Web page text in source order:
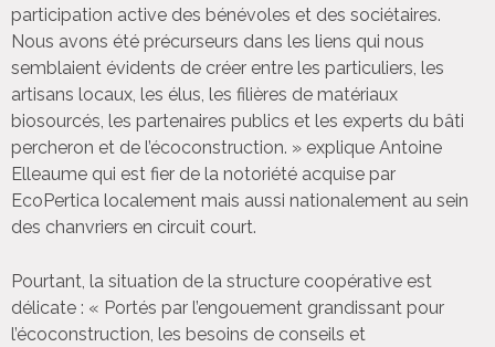
participation active des bénévoles et des sociétaires.
Nous avons été précurseurs dans les liens qui nous
semblaient évidents de créer entre les particuliers, les
artisans locaux, les élus, les filières de matériaux
biosourcés, les partenaires publics et les experts du bâti
percheron et de l’écoconstruction. » explique Antoine
Elleaume qui est fier de la notoriété acquise par
EcoPertica localement mais aussi nationalement au sein
des chanvriers en circuit court.
Pourtant, la situation de la structure coopérative est
délicate : « Portés par l’engouement grandissant pour
l’écoconstruction, les besoins de conseils et